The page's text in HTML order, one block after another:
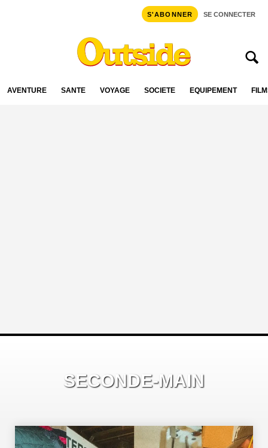
S'ABONNER SE CONNECTER
AVENTURE SANTÉ VOYAGE SOCIÉTÉ ÉQUIPEMENT
SECONDE-MAIN